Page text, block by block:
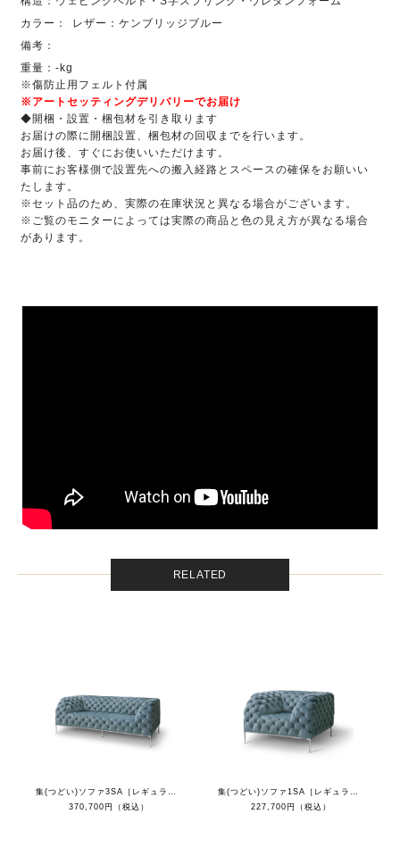
カラー：
レザー：ケンブリッジブルー
備考：
重量：-kg
※傷防止用フェルト付属
※アートセッティングデリバリーでお届け
◆開梱・設置・梱包材を引き取ります
お届けの際に開梱設置、梱包材の回収までを行います。
お届け後、すぐにお使いいただけます。
事前にお客様側で設置先への搬入経路とスペースの確保をお願いい
たします。
※セット品のため、実際の在庫状況と異なる場合がございます。
※ご覧のモニターによっては実際の商品と色の見え方が異なる場合
があります。
RELATED
集(つどい)ソファ3SA［レギュラーカラー］
370,700円（税込）
集(つどい)ソファ1SA［レギュラーカラー］
227,700円（税込）